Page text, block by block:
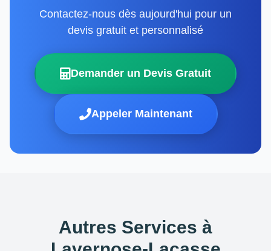
Contactez-nous dès aujourd'hui pour un
devis gratuit et personnalisé
Demander un Devis Gratuit
Appeler Maintenant
Autres Services à